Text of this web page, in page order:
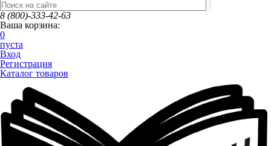
8 (800)-333-42-63
Ваша корзина:
0
пуста
Вход
Регистрация
Каталог товаров